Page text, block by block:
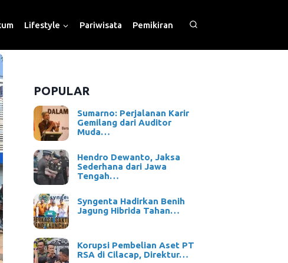
Lifestyle Pariwisata Pemikiran
POPULAR
Sumarno: Perjalanan Karir
Gemilang dari Auditor
Muda…
Hendro Dewanto, Jaksa
Sederhana dari Jawa
Tengah…
Syngenta Hadirkan Benih
Jagung Hibrida Tahan…
Korupsi Pembelian Aset PT
RSA di Cilacap, Direktur…